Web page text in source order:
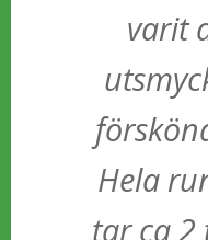
varit
Hela
tar ca 2